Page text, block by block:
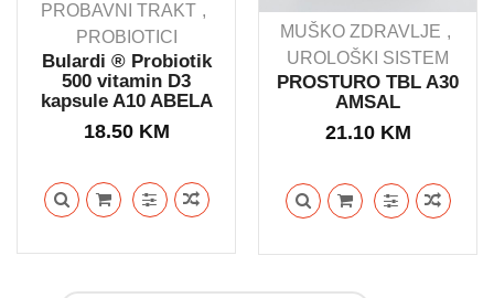
PROBAVNI TRAKT
PROBIOTICI
Bulardi ® Probiotik
500 vitamin D3
kapsule A10 ABELA
18.50 KM
MUŠKO ZDRAVLJE
UROLOŠKI SISTEM
PROSTURO TBL A30
AMSAL
21.10 KM